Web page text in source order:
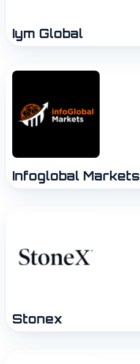
Iym Global
Infoglobal Markets
Stonex